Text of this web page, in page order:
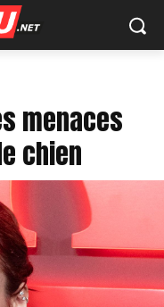
menaces
chien